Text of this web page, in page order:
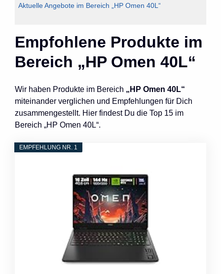
Aktuelle Angebote im Bereich „HP Omen 40L“
Empfohlene Produkte im
Bereich „HP Omen 40L“
Wir haben Produkte im Bereich „HP Omen 40L“
miteinander verglichen und Empfehlungen für Dich
zusammengestellt. Hier findest Du die Top 15 im
Bereich „HP Omen 40L“.
EMPFEHLUNG NR. 1